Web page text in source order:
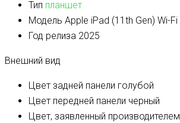
Тип планшет
Модель Apple iPad (11th Gen) Wi-Fi
Год релиза 2025
Внешний вид
Цвет задней панели голубой
Цвет передней панели черный
Цвет, заявленный производителем